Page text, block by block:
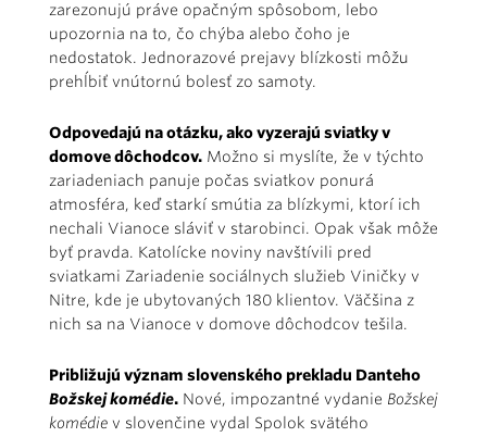
zarezonujú práve opačným spôsobom, lebo
upozornia na to, čo chýba alebo čoho je
nedostatok. Jednorazové prejavy blízkosti môžu
prehĺbiť vnútornú bolesť zo samoty.
Odpovedajú na otázku, ako vyzerajú sviatky v
domove dôchodcov. Možno si myslíte, že v týchto
zariadeniach panuje počas sviatkov ponurá
atmosféra, keď starkí smútia za blízkymi, ktorí ich
nechali Vianoce sláviť v starobinci. Opak však môže
byť pravda. Katolícke noviny navštívili pred
sviatkami Zariadenie sociálnych služieb Viničky v
Nitre, kde je ubytovaných 180 klientov. Väčšina z
nich sa na Vianoce v domove dôchodcov tešila.
Približujú význam slovenského prekladu Danteho
Božskej komédie. Nové, impozantné vydanie Božskej
komédie v slovenčine vydal Spolok svätého